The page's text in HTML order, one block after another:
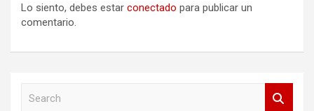
Lo siento, debes estar conectado para publicar un
comentario.